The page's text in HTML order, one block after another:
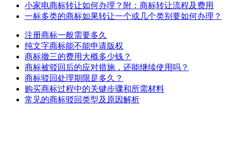
小家电商标转让如何办理？附：商标转让流程及费用
一标多类的商标如果转让一个或几个类别要如何办理？
注册商标一般需要多久
纯文字商标能不能申请版权
商标撤三的费用大概多少钱？
商标被驳回后的应对措施，还能继续使用吗？
商标驳回处理期限是多久？
购买商标过程中的关键步骤和所需材料
常见的商标驳回类型及原因解析